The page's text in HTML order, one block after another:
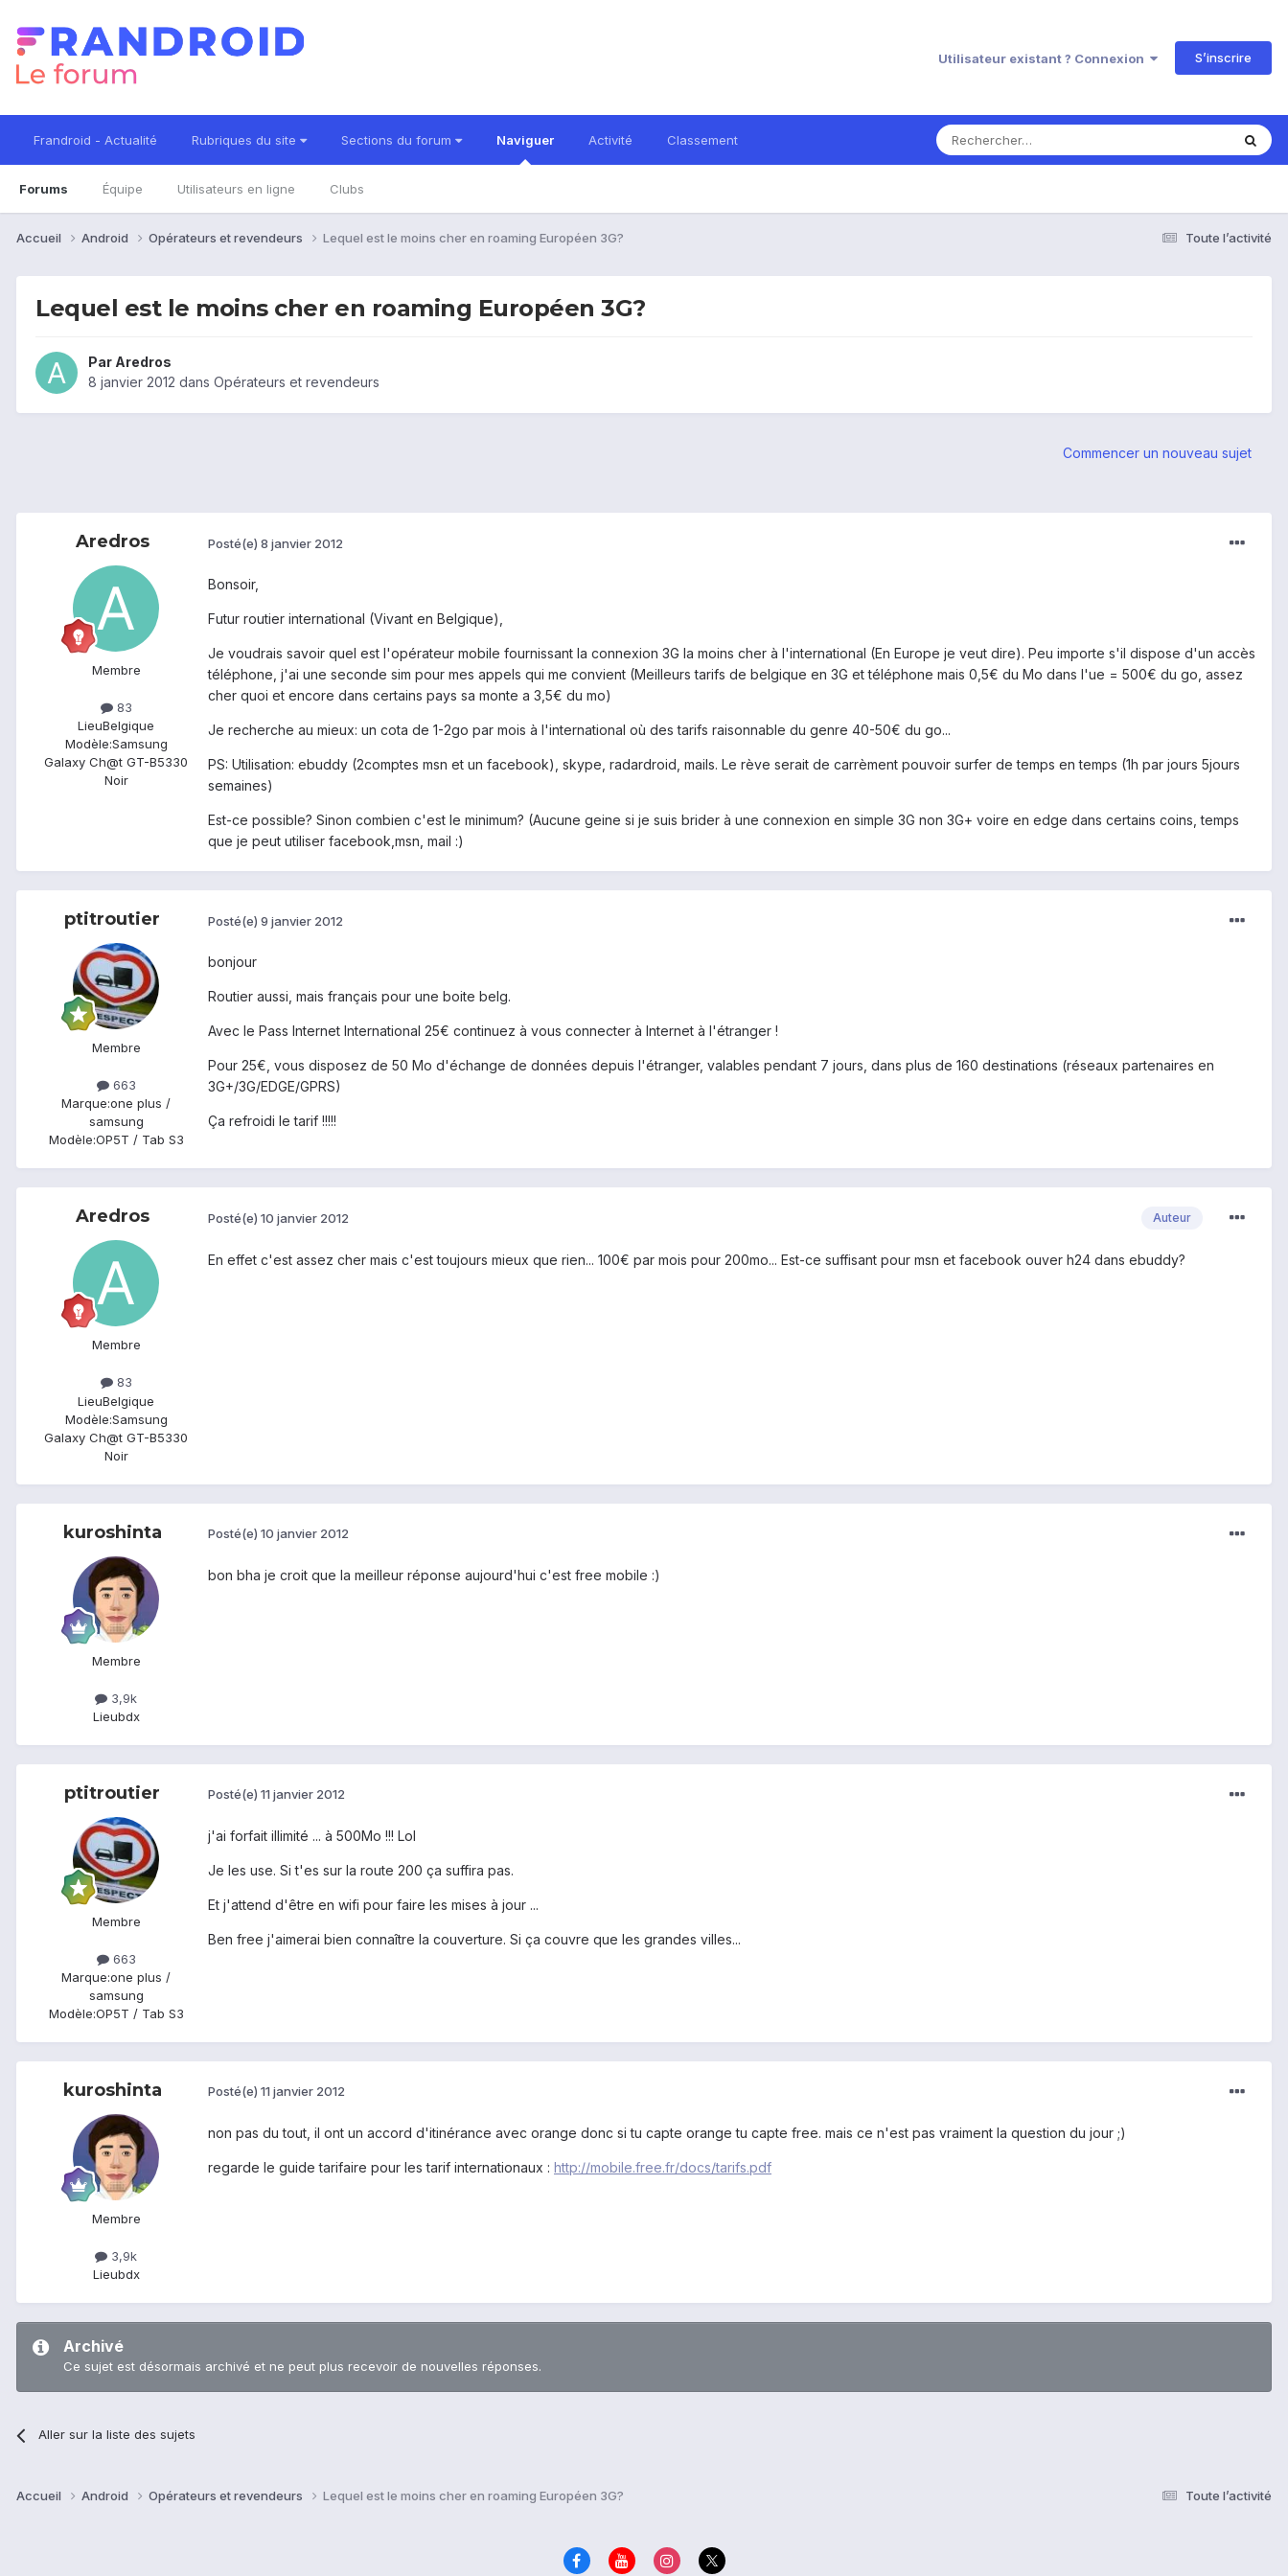
Utilisateur existant ? Connexion S’inscrire
Frandroid - Actualité Rubriques du site Sections du forum Naviguer
Forums Équipe Utilisateurs en ligne Clubs
Activité Classement
Toute l’activité
Accueil Android Opérateurs et revendeurs Lequel est le moins cher en roaming Européen 3G?
Lequel est le moins cher en roaming Européen 3G?
Par Aredros
8 janvier 2012 dans Opérateurs et revendeurs
Commencer un nouveau sujet
Aredros
Membre
83
LieuBelgique
Modèle:Samsung
Galaxy Ch@t GT-B5330
Noir
Posté(e) 8 janvier 2012
Bonsoir,
Futur routier international (Vivant en Belgique),
Je voudrais savoir quel est l'opérateur mobile fournissant la connexion 3G la moins cher à l'international (En Europe je veut dire). Peu importe s'il dispose d'un accès
téléphone, j'ai une seconde sim pour mes appels qui me convient (Meilleurs tarifs de belgique en 3G et téléphone mais 0,5€ du Mo dans l'ue = 500€ du go, assez
cher quoi et encore dans certains pays sa monte a 3,5€ du mo)
Je recherche au mieux: un cota de 1-2go par mois à l'international où des tarifs raisonnable du genre 40-50€ du go...
PS: Utilisation: ebuddy (2comptes msn et un facebook), skype, radardroid, mails. Le rève serait de carrèment pouvoir surfer de temps en temps (1h par jours 5jours
semaines)
Est-ce possible? Sinon combien c'est le minimum? (Aucune geine si je suis brider à une connexion en simple 3G non 3G+ voire en edge dans certains coins, temps
que je peut utiliser facebook,msn, mail :)
ptitroutier
Membre
663
Marque:one plus /
samsung
Modèle:OP5T / Tab S3
Posté(e) 9 janvier 2012
bonjour
Routier aussi, mais français pour une boite belg.
Avec le Pass Internet International 25€ continuez à vous connecter à Internet à l'étranger !
Pour 25€, vous disposez de 50 Mo d'échange de données depuis l'étranger, valables pendant 7 jours, dans plus de 160 destinations (réseaux partenaires en
3G+/3G/EDGE/GPRS)
Ça refroidi le tarif !!!!!
Aredros
Membre
83
LieuBelgique
Modèle:Samsung
Galaxy Ch@t GT-B5330
Noir
Auteur
Posté(e) 10 janvier 2012
En effet c'est assez cher mais c'est toujours mieux que rien... 100€ par mois pour 200mo... Est-ce suffisant pour msn et facebook ouver h24 dans ebuddy?
kuroshinta
Membre
3,9k
Lieubdx
Posté(e) 10 janvier 2012
bon bha je croit que la meilleur réponse aujourd'hui c'est free mobile :)
ptitroutier
Membre
663
Marque:one plus /
samsung
Modèle:OP5T / Tab S3
Posté(e) 11 janvier 2012
j'ai forfait illimité ... à 500Mo !!! Lol
Je les use. Si t'es sur la route 200 ça suffira pas.
Et j'attend d'être en wifi pour faire les mises à jour ...
Ben free j'aimerai bien connaître la couverture. Si ça couvre que les grandes villes...
kuroshinta
Membre
3,9k
Lieubdx
Posté(e) 11 janvier 2012
non pas du tout, il ont un accord d'itinérance avec orange donc si tu capte orange tu capte free. mais ce n'est pas vraiment la question du jour ;)
regarde le guide tarifaire pour les tarif internationaux : http://mobile.free.fr/docs/tarifs.pdf
Archivé
Ce sujet est désormais archivé et ne peut plus recevoir de nouvelles réponses.
Aller sur la liste des sujets
Toute l’activité
Accueil Android Opérateurs et revendeurs Lequel est le moins cher en roaming Européen 3G?